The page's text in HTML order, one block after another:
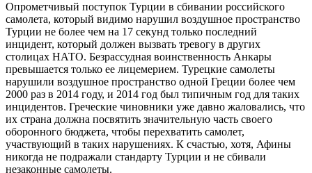
Опрометчивый поступок Турции в сбивании российского
самолета, который видимо нарушил воздушное пространство
Турции не более чем на 17 секунд только последний
инцидент, который должен вызвать тревогу в других
столицах НАТО. Безрассудная воинственность Анкары
превышается только ее лицемерием. Турецкие самолеты
нарушили воздушное пространство одной Греции более чем
2000 раз в 2014 году, и 2014 год был типичным год для таких
инцидентов. Греческие чиновники уже давно жаловались, что
их страна должна посвятить значительную часть своего
оборонного бюджета, чтобы перехватить самолет,
участвующий в таких нарушениях. К счастью, хотя, Афины
никогда не подражали стандарту Турции и не сбивали
незаконные самолеты.